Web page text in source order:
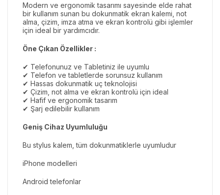
Modern ve ergonomik tasarımı sayesinde elde rahat
bir kullanım sunan bu dokunmatik ekran kalemi, not
alma, çizim, imza atma ve ekran kontrolü gibi işlemler
için ideal bir yardımcıdır.
Öne Çıkan Özellikler :
✔ Telefonunuz ve Tabletiniz ile uyumlu
✔ Telefon ve tabletlerde sorunsuz kullanım
✔ Hassas dokunmatik uç teknolojisi
✔ Çizim, not alma ve ekran kontrolü için ideal
✔ Hafif ve ergonomik tasarım
✔ Şarj edilebilir kullanım
Geniş Cihaz Uyumluluğu
Bu stylus kalem, tüm dokunmatiklerle uyumludur
iPhone modelleri
Android telefonlar